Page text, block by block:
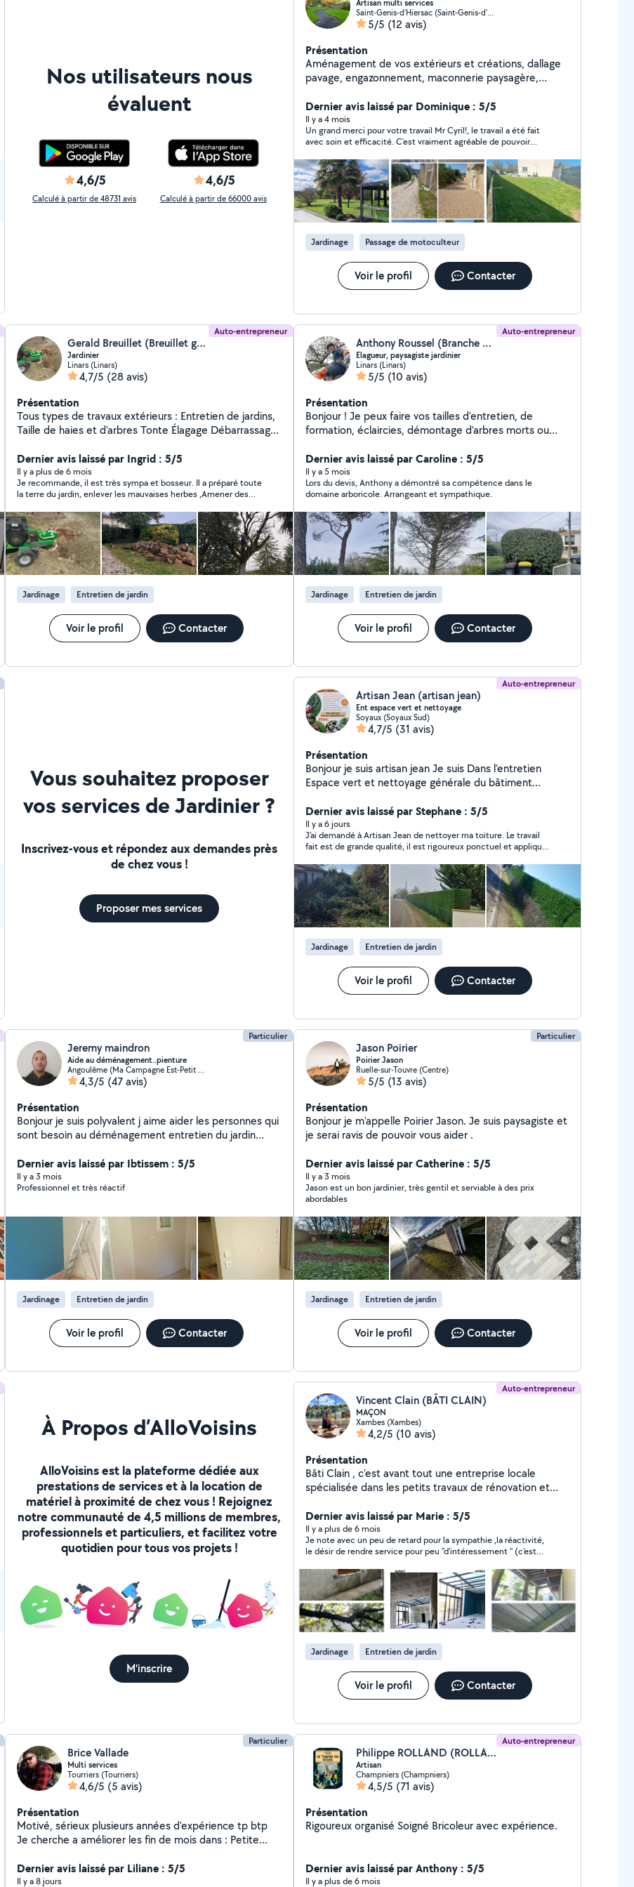
Nos utilisateurs nous
évaluent
4,6/5
Calculé à partir de 48731 avis
4,6/5
Calculé à partir de 66000 avis
Artisan multi services
Saint-Genis-d'Hiersac (Saint-Genis-d'Hiersac)
5/5 (12 avis)
Présentation
Aménagement de vos extérieurs et créations, dallage
pavage, engazonnement, maconnerie paysagère,
services à la personne dans l'entretien de jardin : tonte
de pelouse, taille de haies, débroussaillage. Mais aussi
surveillance temporaire de domicile,travaux de
bricolage, d'intérieur, professionnalisme, proximité et
prestations adaptées à vos besoins. Profitez de 50%*
de crédit d'impôt sur nos services, pour un confort
accessible et un extérieur toujours soigné. *CESU
ACCEPTÉ A bientôt
Dernier avis laissé par Dominique : 5/5
Il y a 4 mois
Un grand merci pour votre travail Mr Cyril!, le travail a été fait
avec soin et efficacité. C’est vraiment agréable de pouvoir
satisfait du résultat ! ( je recommande fortement ses services )
Jardinage Passage de motoculteur
Voir le profil Contacter
Auto-entrepreneur
Gerald Breuillet (Breuillet gerald)
Jardinier
Linars (Linars)
4,7/5 (28 avis)
Présentation
Tous types de travaux extérieurs : Entretien de jardins,
Taille de haies et d'arbres Tonte Élagage Débarrassage
disponible 7j/7j. Devis gratuit sur demande, n'hésitez
pas à me contacter pour toutes demandes Contactez
moi de préférence au 06/20/94/78/34
Dernier avis laissé par Ingrid : 5/5
Il y a plus de 6 mois
Je recommande, il est très sympa et bosseur. Il a préparé toute
la terre du jardin, enlever les mauvaises herbes ,Amener des
quelqu’un d’agréable et qui travaille bien.?
Jardinage Entretien de jardin
Voir le profil Contacter
Auto-entrepreneur
Anthony Roussel (Branche & Nature EI)
Elagueur, paysagiste jardinier
Linars (Linars)
5/5 (10 avis)
Présentation
Bonjour ! Je peux faire vos tailles d'entretien, de
formation, éclaircies, démontage d'arbres morts ou
oiseaux , décorations en hauteur pour événements...
Inclus taille de haies, débroussailleuse, tonte,
désherbage. Un service sur mesure pour des jardins
beaux et sûrs.
Dernier avis laissé par Caroline : 5/5
Il y a 5 mois
Lors du devis, Anthony a démontré sa compétence dans le
domaine arboricole. Arrangeant et sympathique.
Jardinage Entretien de jardin
Voir le profil Contacter
Vous souhaitez proposer
vos services de Jardinier ?
Inscrivez-vous et répondez aux demandes près
de chez vous !
Proposer mes services
Auto-entrepreneur
Artisan Jean (artisan jean)
Ent espace vert et nettoyage
Soyaux (Soyaux Sud)
4,7/5 (31 avis)
Présentation
Bonjour je suis artisan jean Je suis Dans l'entretien
Espace vert et nettoyage générale du bâtiment
D'espace vert Je fais tout ce qui est abattage d'arbres
étetage d'arbres Entretien de jardin Taille de haie
abattage de haie tonte de pelouse Débroussaillage
évacuation des végétaux Taille d'arbre Mise en forme
des arbres Dessouchage Pose de clôture Et dans
l'entretien du bâtiment Je fais tout ce qui est
Nettoyage et Hydro-fuge toiture façade Muret Dallage
pignon Hangar et toiture métallique Nettoyage et
débouchage de gouttière
Dernier avis laissé par Stephane : 5/5
Il y a 6 jours
J'ai demandé à Artisan Jean de nettoyer ma toiture. Le travail
fait est de grande qualité, il est rigoureux ponctuel et appliqué
intervention chez moi, la première fois c'était pour l'abatage
d'un sapin. Je suis très satisfait des deux interventions.
Jardinage Entretien de jardin
Voir le profil Contacter
Particulier
Jeremy maindron
Aide au déménagement..pienture
Angoulême (Ma Campagne Est-Petit Fresquet)
4,3/5 (47 avis)
Présentation
Bonjour je suis polyvalent j aime aider les personnes qui
sont besoin au déménagement entretien du jardin
Dernier avis laissé par Ibtissem : 5/5
Il y a 3 mois
Professionnel et très réactif
Jardinage Entretien de jardin
Voir le profil Contacter
Particulier
Jason Poirier
Poirier Jason
Ruelle-sur-Touvre (Centre)
5/5 (13 avis)
Présentation
Bonjour je m'appelle Poirier Jason. Je suis paysagiste et
je serai ravis de pouvoir vous aider .
Dernier avis laissé par Catherine : 5/5
Il y a 3 mois
Jason est un bon jardinier, très gentil et serviable à des prix
abordables
Jardinage Entretien de jardin
Voir le profil Contacter
À Propos d’AlloVoisins
AlloVoisins est la plateforme dédiée aux
prestations de services et à la location de
matériel à proximité de chez vous ! Rejoignez
notre communauté de 4,5 millions de membres,
professionnels et particuliers, et facilitez votre
quotidien pour tous vos projets !
M'inscrire
Auto-entrepreneur
Vincent Clain (BÂTI CLAIN)
MAÇON
Xambes (Xambes)
4,2/5 (10 avis)
Présentation
Bâti Clain , c'est avant tout une entreprise locale
spécialisée dans les petits travaux de rénovation et
et d'une passion pour le travail bien fait , je propose
des services tels que peinture , pose de revêtement
de sol et restauration de façade . Mon objectif : offrir
un service qualité , sur mesure et dans le respect des
délais , pour répondre aux besoins de mes clients dans
la région . Faites confiance a Bâti Clain pour des travaux
réalisés avec soin et professionnalisme !
Dernier avis laissé par Marie : 5/5
Il y a plus de 6 mois
Je note avec un peu de retard pour la sympathie ,la réactivité,
le désir de rendre service pour peu ''d'intéressement '' (c'est
plateforme ...). Nous avons pû faire finalement par nous même
le jardin. Merci bien et avec plaisir à une autre fois au besoin .
Jardinage Entretien de jardin
Voir le profil Contacter
Particulier
Brice Vallade
Multi services
Tourriers (Tourriers)
4,6/5 (5 avis)
Présentation
Motivé, sérieux plusieurs années d'expérience tp btp
Je cherche a améliorer les fin de mois dans : Petite
terrasse, nettoyage gouttière, nettoyage monument
funéraire, débouchage évacuation (wc, évier)tout les
Dernier avis laissé par Liliane : 5/5
Il y a 8 jours
Auto-entrepreneur
Philippe ROLLAND (ROLLAND & CO MULTI SERVICES)
Artisan
Champniers (Champniers)
4,5/5 (71 avis)
Présentation
Rigoureux organisé Soigné Bricoleur avec expérience.
Dernier avis laissé par Anthony : 5/5
Il y a plus de 6 mois